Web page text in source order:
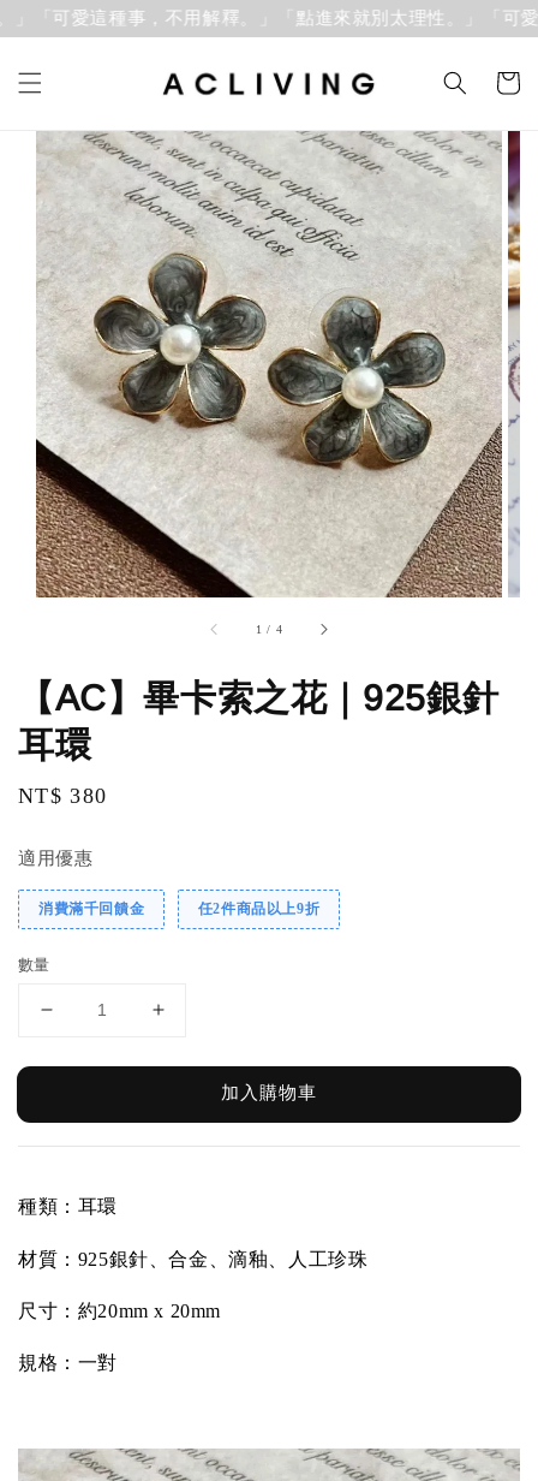
「可愛這種事，不用解釋。」 「點進來就別太理性。」「可愛
1 / 4
【AC】畢卡索之花｜925銀針
耳環
Regular
NT$ 380
適用優惠
消費滿千回饋金 任2件商品以上9折
數量
加入購物車
種類：耳環
材質： 925銀針、合金、滴釉、人工珍珠
尺寸：約20mm x 20mm
規格：一對